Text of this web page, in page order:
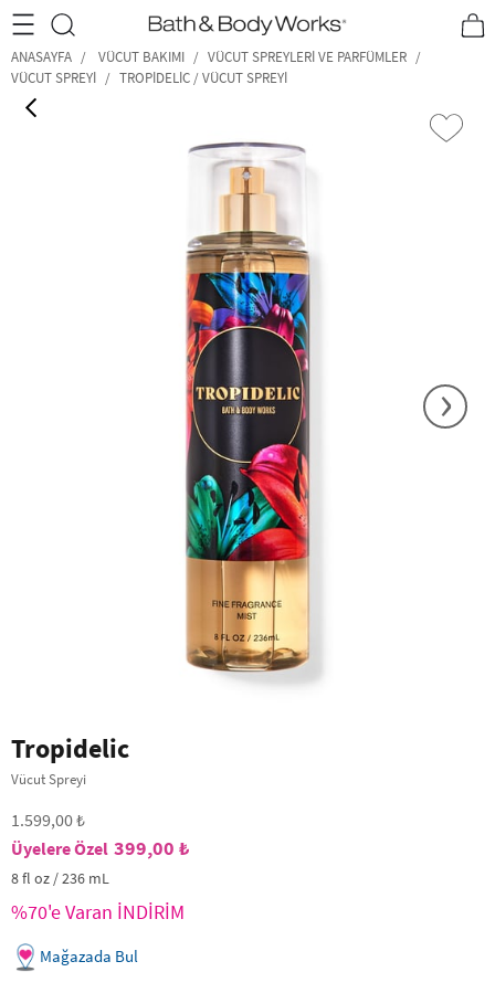
•2200₺ ve Üzeri Kargo Ücretsiz!• *Promosyon Detayları
ANASAYFA VÜCUT BAKIMI
VÜCUT SPREYLERI VE PARFÜMLER
VÜCUT SPREYI
TROPIDELIC / VÜCUT SPREYI
›
Tropidelic
Vücut Spreyi
1.599,00 ₺
399,00 ₺
8 fl oz / 236 mL
%70'e Varan İNDİRİM
Mağazada Bul